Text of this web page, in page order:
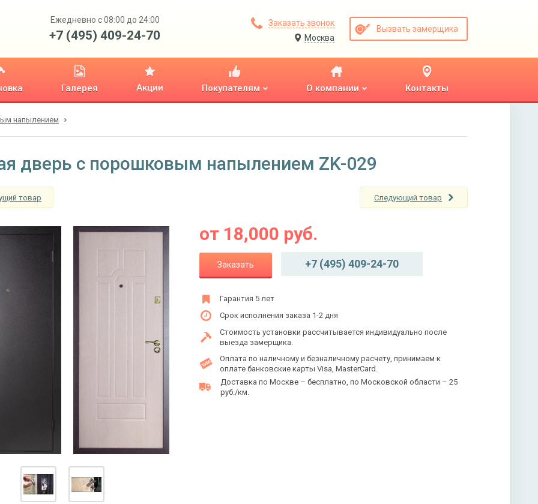
Ежедневно с 08:00 до 24:00
+7 (495) 409-24-70
Заказать звонок
Москва
Вызвать замерщика
Галерея Акции Покупателям О компании Контакты
напылением
дверь с порошковым напылением ZK-029
товар Следующий товар
от 18,000 руб.
Заказать +7 (495) 409-24-70
Гарантия 5 лет
Срок исполнения заказа 1-2 дня
Стоимость установки рассчитывается индивидуально после
выезда замерщика.
Оплата по наличному и безналичному расчету, принимаем к
оплате банковские карты Visa, MasterCard.
Доставка по Москве – бесплатно, по Московской области – 25
руб./км.